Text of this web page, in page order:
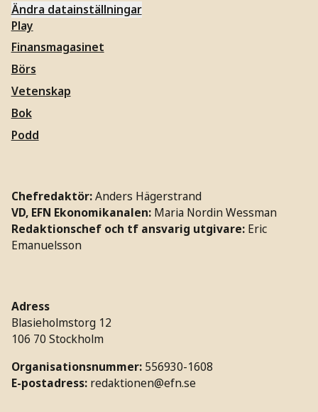
Ändra datainställningar
Play
Finansmagasinet
Börs
Vetenskap
Bok
Podd
Chefredaktör:Anders Hägerstrand
VD, EFN Ekonomikanalen: Maria Nordin Wessman
Redaktionschef och tf ansvarig utgivare: Eric
Emanuelsson
Adress
Blasieholmstorg 12
106 70 Stockholm
Organisationsnummer: 556930-1608
E-postadress: redaktionen@efn.se